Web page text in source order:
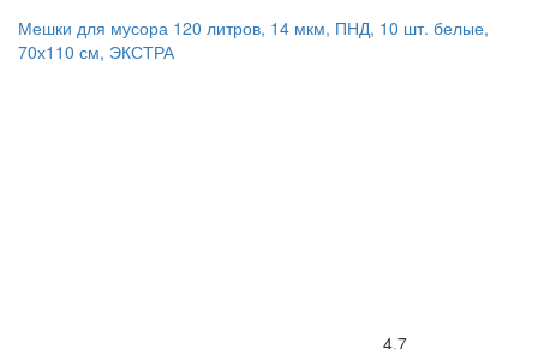
Мешки для мусора 120 литров, 14 мкм, ПНД, 10 шт. белые,
70х110 см, ЭКСТРА
4.7